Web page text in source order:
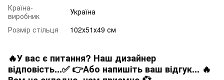
Країна-
виробник
Україна
Розмір стільця
102х51х49 см
🔥У вас є питання? Наш дизайнер
відповість...✅ 👉Або напишіть ваш відгук... 🔥